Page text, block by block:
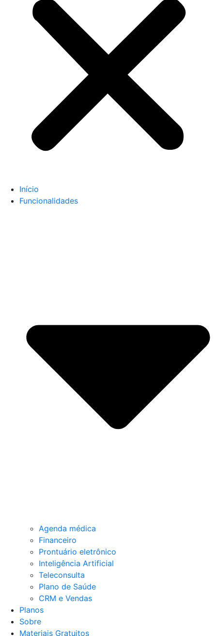
Início
Funcionalidades
Agenda médica
Financeiro
Prontuário eletrônico
Inteligência Artificial
Teleconsulta
Plano de Saúde
CRM e Vendas
Planos
Sobre
Materiais Gratuitos